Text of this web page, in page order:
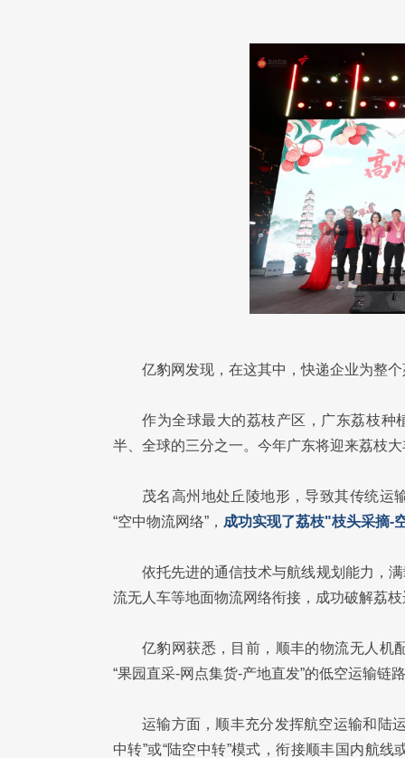
亿豹网发现，在这其中，快递企业为整
作为全球最大的荔枝产区，广东荔枝种
半、全球的三分之一。今年广东将迎来荔枝
茂名高州地处丘陵地形，导致其传统运
“空中物流网络”， 成功实现了荔枝"枝头采摘-
依托先进的通信技术与航线规划能力，
流无人车等地面物流网络衔接，成功破解荔枝
亿豹网获悉，目前，顺丰的物流无人机
“果园直采-网点集货-产地直发”的低空运输链
运输方面，顺丰充分发挥航空运输和陆
中转”或“陆空中转”模式，衔接顺丰国内航